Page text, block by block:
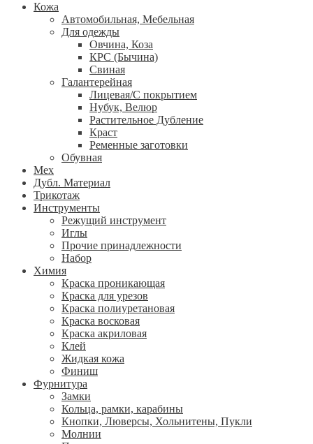
Кожа
Автомобильная, Мебельная
Для одежды
Овчина, Коза
КРС (Бычина)
Свиная
Галантерейная
Лицевая/С покрытием
Нубук, Велюр
Растительное Дубление
Краст
Ременные заготовки
Обувная
Мех
Дубл. Материал
Трикотаж
Инструменты
Режущий инструмент
Иглы
Прочие принадлежности
Набор
Химия
Краска проникающая
Краска для урезов
Краска полиуретановая
Краска восковая
Краска акриловая
Клей
Жидкая кожа
Финиш
Фурнитура
Замки
Кольца, рамки, карабины
Кнопки, Люверсы, Хольнитены, Пукли
Молнии